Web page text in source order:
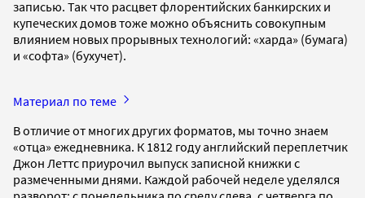
записью. Так что расцвет флорентийских банкирских и
купеческих домов тоже можно объяснить совокупным
влиянием новых прорывных технологий: «харда» (бумага)
и «софта» (бухучет).
Материал по теме
В отличие от многих других форматов, мы точно знаем
«отца» ежедневника. К 1812 году английский переплетчик
Джон Леттс при­урочил выпуск записной книжки с
размеченными днями. Каждой рабочей неделе уделялся